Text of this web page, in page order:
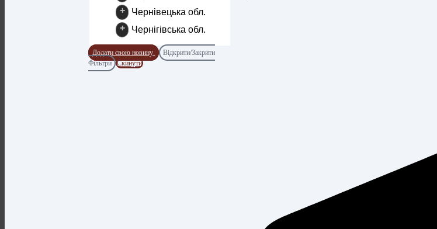
+
Чернівецька обл.
+
Чернігівська обл.
Додати свою новину
Відкрити/Закрити
Фільтри
Скинути